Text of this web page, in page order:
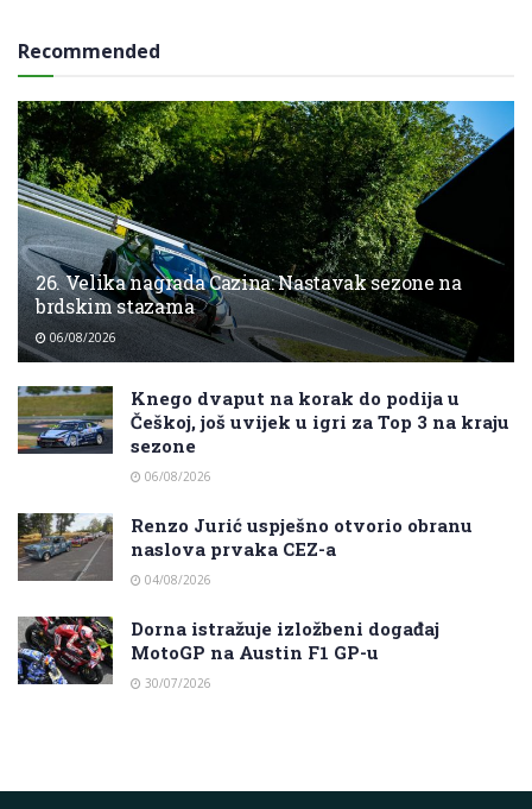
Recommended
26. Velika nagrada Cazina: Nastavak sezone na
brdskim stazama
06/08/2026
Knego dvaput na korak do podija u
Češkoj, još uvijek u igri za Top 3 na kraju
sezone
06/08/2026
Renzo Jurić uspješno otvorio obranu
naslova prvaka CEZ-a
04/08/2026
Dorna istražuje izložbeni događaj
MotoGP na Austin F1 GP-u
30/07/2026